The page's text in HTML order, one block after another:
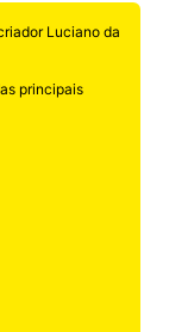
Luciano da
principais